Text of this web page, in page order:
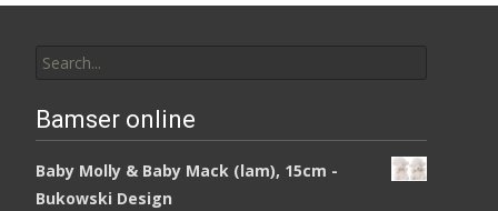
for:
Bamser online
Baby Molly & Baby Mack (lam), 15cm -
Bukowski Design